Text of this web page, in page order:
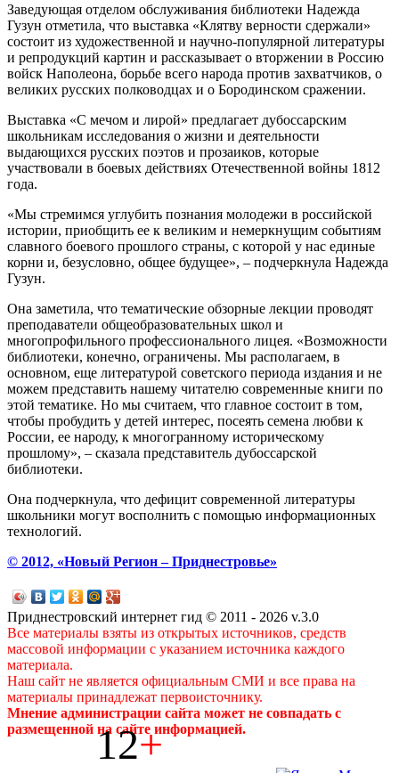
Заведующая отделом обслуживания библиотеки Надежда
Гузун отметила, что выставка «Клятву верности сдержали»
состоит из художественной и научно-популярной литературы
и репродукций картин и рассказывает о вторжении в Россию
войск Наполеона, борьбе всего народа против захватчиков, о
великих русских полководцах и о Бородинском сражении.
Выставка «С мечом и лирой» предлагает дубоссарским
школьникам исследования о жизни и деятельности
выдающихся русских поэтов и прозаиков, которые
участвовали в боевых действиях Отечественной войны 1812
года.
«Мы стремимся углубить познания молодежи в российской
истории, приобщить ее к великим и немеркнущим событиям
славного боевого прошлого страны, с которой у нас единые
корни и, безусловно, общее будущее», – подчеркнула Надежда
Гузун.
Она заметила, что тематические обзорные лекции проводят
преподаватели общеобразовательных школ и
многопрофильного профессионального лицея. «Возможности
библиотеки, конечно, ограничены. Мы располагаем, в
основном, еще литературой советского периода издания и не
можем представить нашему читателю современные книги по
этой тематике. Но мы считаем, что главное состоит в том,
чтобы пробудить у детей интерес, посеять семена любви к
России, ее народу, к многогранному историческому
прошлому», – сказала представитель дубоссарской
библиотеки.
Она подчеркнула, что дефицит современной литературы
школьники могут восполнить с помощью информационных
технологий.
© 2012, «Новый Регион – Приднестровье»
Приднестровский интернет гид © 2011 - 2026 v.3.0
Все материалы взяты из открытых источников, средств
массовой информации с указанием источника каждого
материала.
Наш сайт не является официальным СМИ и все права на
материалы принадлежат первоисточнику.
Мнение администрации сайта может не совпадать с
размещенной на сайте информацией.
12+